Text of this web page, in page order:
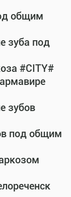
общим
зуба под
#CITY#
зубов
под общим